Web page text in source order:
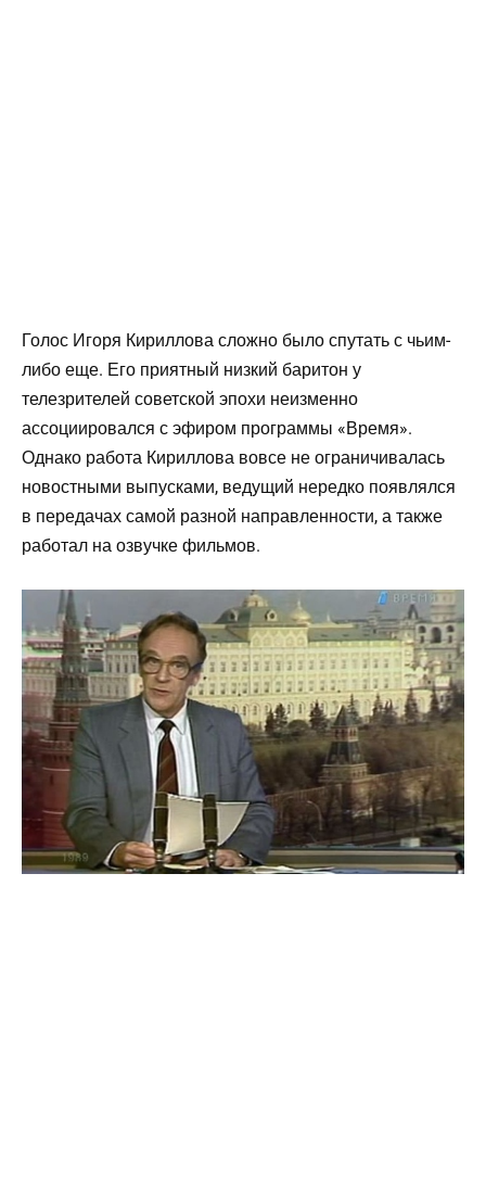
Голос Игоря Кириллова сложно было спутать с чьим-
либо еще. Его приятный низкий баритон у
телезрителей советской эпохи неизменно
ассоциировался с эфиром программы «Время».
Однако работа Кириллова вовсе не ограничивалась
новостными выпусками, ведущий нередко появлялся
в передачах самой разной направленности, а также
работал на озвучке фильмов.